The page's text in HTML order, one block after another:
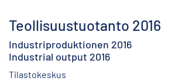
Teollisuustuotanto 2016
Industriproduktionen 2016
Industrial output 2016
Tilastokeskus